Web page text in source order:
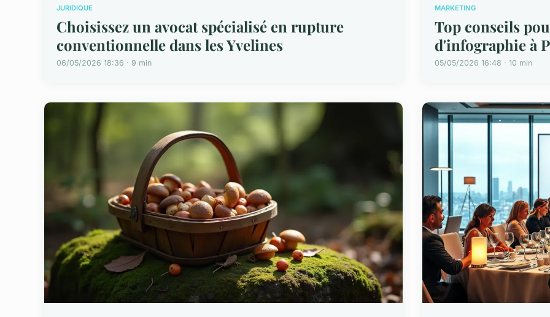
JURIDIQUE
Choisissez un avocat spécialisé en rupture
conventionnelle dans les Yvelines
06/05/2026 18:36 · 9 min
MARKETING
Top conseils
d'infographie à
05/05/2026 16:48 · 10 min